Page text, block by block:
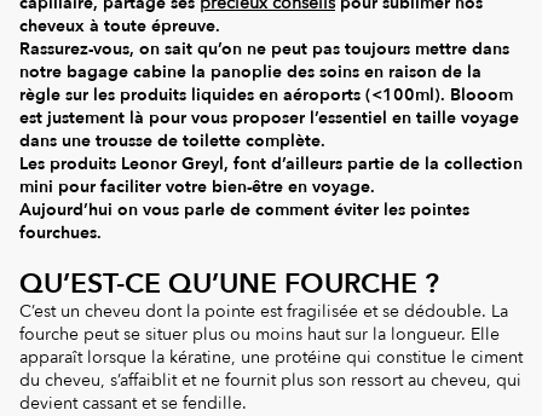
cheveux à toute épreuve.
Rassurez-vous, on sait qu’on ne peut pas toujours mettre dans
notre bagage cabine la panoplie des soins en raison de la
règle sur les produits liquides en aéroports (<100ml). Blooom
est justement là pour vous proposer l’essentiel en taille voyage
dans une trousse de toilette complète.
Les produits Leonor Greyl, font d’ailleurs partie de la collection
mini pour faciliter votre bien-être en voyage.
Aujourd’hui on vous parle de comment éviter les pointes
fourchues.
QU’EST-CE QU’UNE FOURCHE ?
C’est un cheveu dont la pointe est fragilisée et se dédouble. La
fourche peut se situer plus ou moins haut sur la longueur. Elle
apparaît lorsque la kératine, une protéine qui constitue le ciment
du cheveu, s’affaiblit et ne fournit plus son ressort au cheveu, qui
devient cassant et se fendille.